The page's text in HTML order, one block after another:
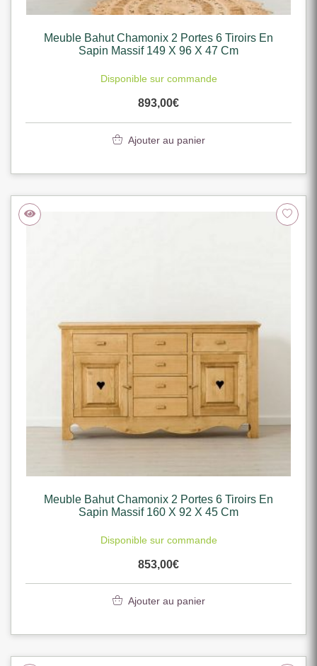
Meuble Bahut Chamonix 2 Portes 6 Tiroirs En
Sapin Massif 149 X 96 X 47 Cm
Disponible sur commande
893,00€
Ajouter au panier
Meuble Bahut Chamonix 2 Portes 6 Tiroirs En
Sapin Massif 160 X 92 X 45 Cm
Disponible sur commande
853,00€
Ajouter au panier